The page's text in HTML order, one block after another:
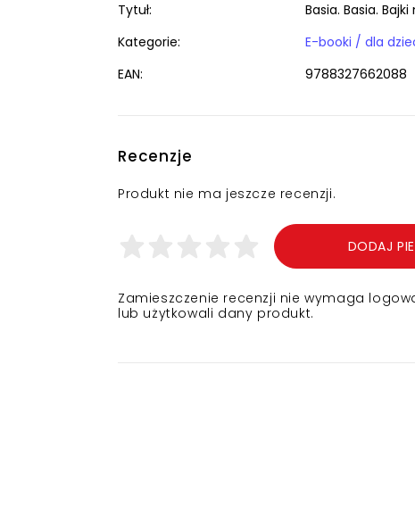
Tytuł:
Basia. Basia.
Kategorie:
EAN:
9788327662088
Recenzje
Produkt nie ma jeszcze recenzji.
DODAJ
Zamieszczenie recenzji nie wymaga
lub użytkowali dany produkt.